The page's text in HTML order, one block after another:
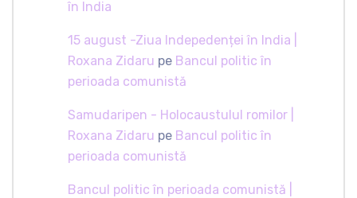
în India
15 august -Ziua Indepedenței în India |
Roxana Zidaru pe Bancul politic în
perioada comunistă
Samudaripen - Holocaustulul romilor |
Roxana Zidaru pe Bancul politic în
perioada comunistă
Bancul politic în perioada comunistă |